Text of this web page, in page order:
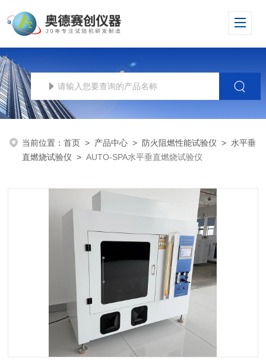
当前位置：首页 > 产品中心 > 防火阻燃性能试验仪 > 水平垂
直燃烧试验仪 >AUTO-SPA水平垂直燃烧试验仪